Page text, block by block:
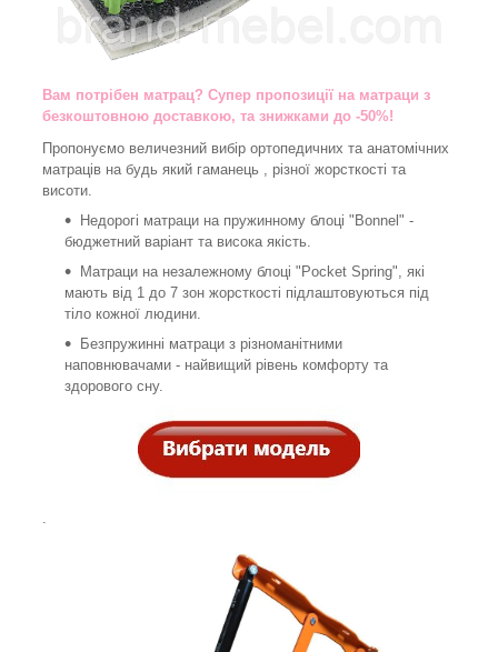
Вам потрібен матрац? Супер пропозиції на матраци з
безкоштовною доставкою, та знижками до -50%!
Пропонуємо величезний вибір ортопедичних та анатомічних
матраців на будь який гаманець , різної жорсткості та
висоти.
Недорогі матраци на пружинному блоці "Bonnel" -
бюджетний варіант та висока якість.
Матраци на незалежному блоці "Pocket Spring", які
мають від 1 до 7 зон жорсткості підлаштовуються під
тіло кожної людини.
Безпружинні матраци з різноманітними
наповнювачами - найвищий рівень комфорту та
здорового сну.
.